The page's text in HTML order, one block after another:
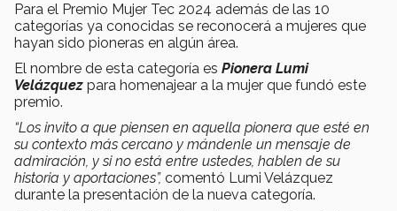
Para el Premio Mujer Tec 2024 además de las 10
categorías ya conocidas se reconocerá a mujeres que
hayan sido pioneras en algún área.
El nombre de esta categoría es Pionera Lumi
Velázquez para homenajear a la mujer que fundó este
premio.
“Los invito a que piensen en aquella pionera que esté en
su contexto más cercano y mándenle un mensaje de
admiración, y si no está entre ustedes, hablen de su
historia y aportaciones”, comentó Lumi Velázquez
durante la presentación de la nueva categoría.